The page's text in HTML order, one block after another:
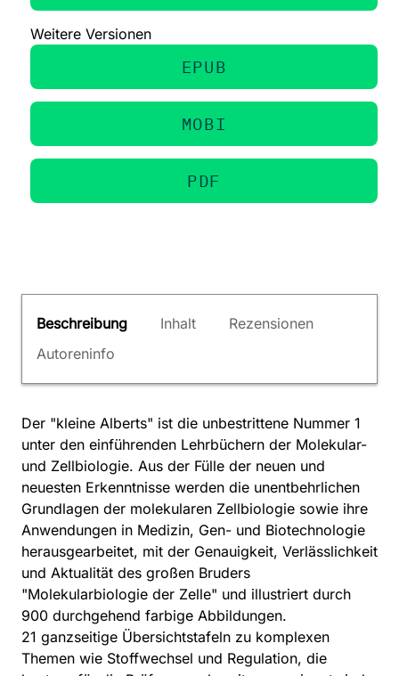
Weitere Versionen
EPUB
MOBI
PDF
Beschreibung Inhalt
Rezensionen
Autoreninfo
Der "kleine Alberts" ist die unbestrittene Nummer 1
unter den einführenden Lehrbüchern der Molekular-
und Zellbiologie. Aus der Fülle der neuen und
neuesten Erkenntnisse werden die unentbehrlichen
Grundlagen der molekularen Zellbiologie sowie ihre
Anwendungen in Medizin, Gen- und Biotechnologie
herausgearbeitet, mit der Genauigkeit, Verlässlichkeit
und Aktualität des großen Bruders
"Molekularbiologie der Zelle" und illustriert durch
900 durchgehend farbige Abbildungen.
21 ganzseitige Übersichtstafeln zu komplexen
Themen wie Stoffwechsel und Regulation, die